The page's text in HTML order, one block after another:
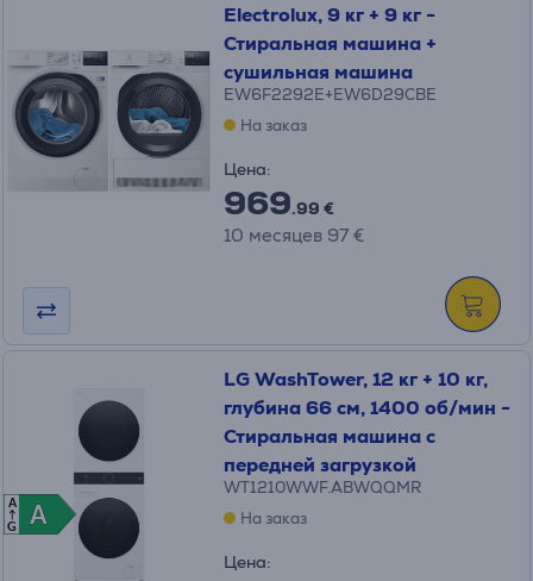
Electrolux, 9 кг + 9 кг -
Стиральная машина +
сушильная машина
EW6F2292E+EW6D29CBE
На заказ
Цена:
969.99 €
10 месяцев 97 €
A
A
A
G
LG WashTower, 12 кг + 10 кг,
глубина 66 см, 1400 об/мин -
Стиральная машина с
передней загрузкой
WT1210WWF.ABWQQMR
На заказ
Цена: